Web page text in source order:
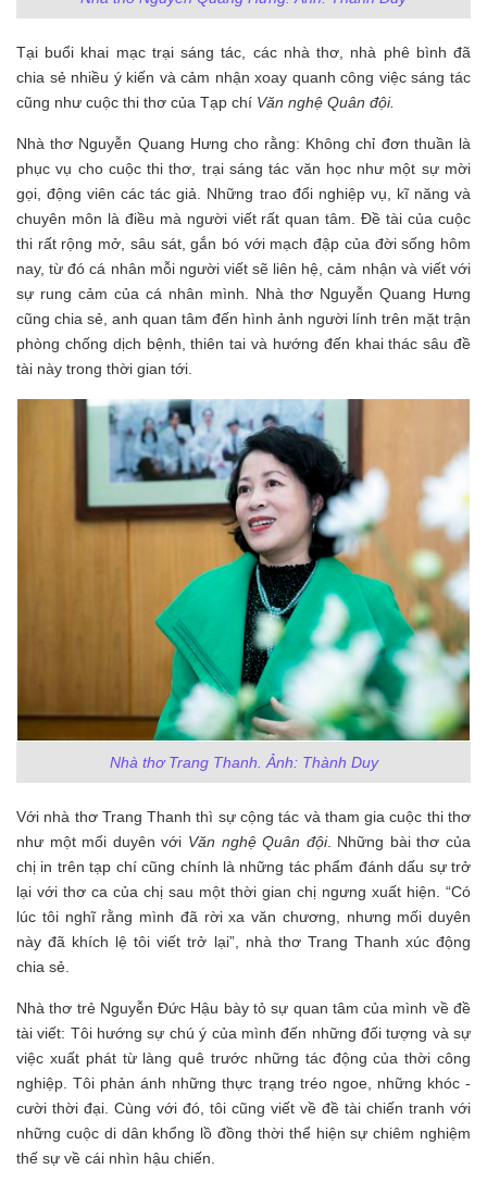
Tại buổi khai mạc trại sáng tác, các nhà thơ, nhà phê bình đã
chia sẻ nhiều ý kiến và cảm nhận xoay quanh công việc sáng tác
cũng như cuộc thi thơ của Tạp chí Văn nghệ Quân đội.
Nhà thơ Nguyễn Quang Hưng cho rằng: Không chỉ đơn thuần là
phục vụ cho cuộc thi thơ, trại sáng tác văn học như một sự mời
gọi, động viên các tác giả. Những trao đổi nghiệp vụ, kĩ năng và
chuyên môn là điều mà người viết rất quan tâm. Đề tài của cuộc
thi rất rộng mở, sâu sát, gắn bó với mạch đập của đời sống hôm
nay, từ đó cá nhân mỗi người viết sẽ liên hệ, cảm nhận và viết với
sự rung cảm của cá nhân mình. Nhà thơ Nguyễn Quang Hưng
cũng chia sẻ, anh quan tâm đến hình ảnh người lính trên mặt trận
phòng chống dịch bệnh, thiên tai và hướng đến khai thác sâu đề
tài này trong thời gian tới.
Nhà thơ Trang Thanh. Ảnh: Thành Duy
Với nhà thơ Trang Thanh thì sự cộng tác và tham gia cuộc thi thơ
như một mối duyên với Văn nghệ Quân đội. Những bài thơ của
chị in trên tạp chí cũng chính là những tác phẩm đánh dấu sự trở
lại với thơ ca của chị sau một thời gian chị ngưng xuất hiện. “Có
lúc tôi nghĩ rằng mình đã rời xa văn chương, nhưng mối duyên
này đã khích lệ tôi viết trở lại”, nhà thơ Trang Thanh xúc động
chia sẻ.
Nhà thơ trẻ Nguyễn Đức Hậu bày tỏ sự quan tâm của mình về đề
tài viết: Tôi hướng sự chú ý của mình đến những đối tượng và sự
việc xuất phát từ làng quê trước những tác động của thời công
nghiệp. Tôi phản ánh những thực trạng tréo ngoe, những khóc -
cười thời đại. Cùng với đó, tôi cũng viết về đề tài chiến tranh với
những cuộc di dân khổng lồ đồng thời thể hiện sự chiêm nghiệm
thế sự về cái nhìn hậu chiến.